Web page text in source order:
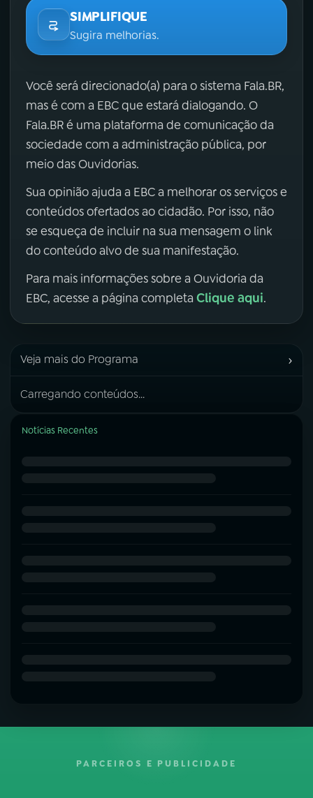
SIMPLIFIQUE
Sugira melhorias.
Você será direcionado(a) para o sistema Fala.BR,
mas é com a EBC que estará dialogando. O
Fala.BR é uma plataforma de comunicação da
sociedade com a administração pública, por
meio das Ouvidorias.
Sua opinião ajuda a EBC a melhorar os serviços e
conteúdos ofertados ao cidadão. Por isso, não
se esqueça de incluir na sua mensagem o link
do conteúdo alvo de sua manifestação.
Para mais informações sobre a Ouvidoria da
EBC, acesse a página completa Clique aqui.
Veja mais do Programa ›
Carregando conteúdos...
Notícias Recentes
PARCEIROS E PUBLICIDADE